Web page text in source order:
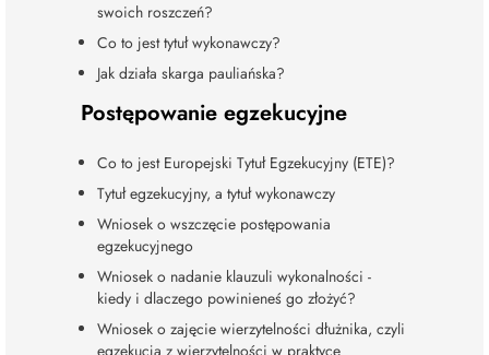
swoich roszczeń?
Co to jest tytuł wykonawczy?
Jak działa skarga pauliańska?
Postępowanie egzekucyjne
Co to jest Europejski Tytuł Egzekucyjny (ETE)?
Tytuł egzekucyjny, a tytuł wykonawczy
Wniosek o wszczęcie postępowania
egzekucyjnego
Wniosek o nadanie klauzuli wykonalności -
kiedy i dlaczego powinieneś go złożyć?
Wniosek o zajęcie wierzytelności dłużnika, czyli
egzekucja z wierzytelności w praktyce